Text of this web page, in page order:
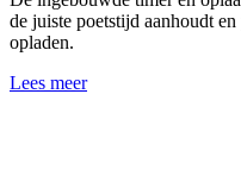
de juiste poetstijd aanhoudt
opladen.
Lees meer